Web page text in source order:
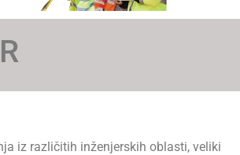
iz različitih inženjerskih oblasti, veliki